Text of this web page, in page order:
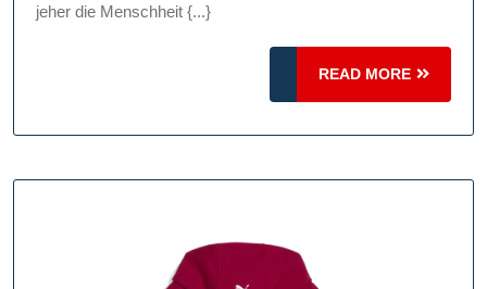
Ein
Blick
auf
die
jeher die Menschheit {...}
READ MORE
READ
MORE